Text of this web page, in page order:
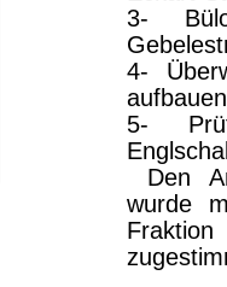
3-
4-
5-
Den
wurde